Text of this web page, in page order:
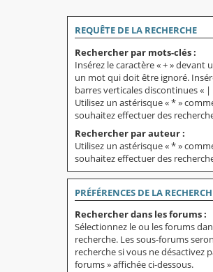
REQUÊTE DE LA RECHERCHE
Rechercher par mots-clés :
Insérez le caractère « + »
un mot qui doit être ignoré.
barres verticales discontinues «
Utilisez un astérisque « * »
souhaitez effectuer des
Rechercher par auteur :
Utilisez un astérisque « * »
souhaitez effectuer des
PRÉFÉRENCES DE LA
Rechercher dans les forums :
Sélectionnez le ou les forums
recherche. Les sous-forums
recherche si vous ne désactivez
forums » affichée ci-dessous.